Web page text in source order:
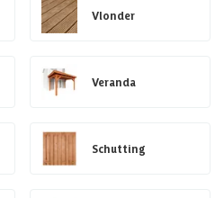
Vlonder
Veranda
Schutting